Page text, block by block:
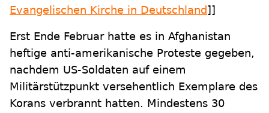
Evangelischen Kirche in Deutschland]]
Erst Ende Februar hatte es in Afghanistan
heftige anti-amerikanische Proteste gegeben,
nachdem US-Soldaten auf einem
Militärstützpunkt versehentlich Exemplare des
Korans verbrannt hatten. Mindestens 30